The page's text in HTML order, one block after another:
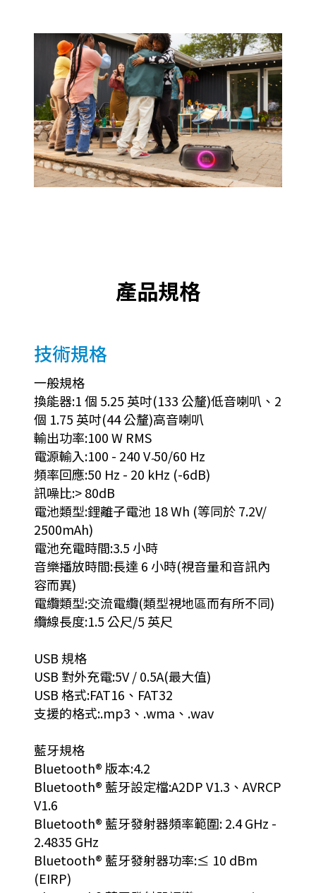
產品規格
技術規格
一般規格
換能器:1 個 5.25 英吋(133 公釐)低音喇叭、2
個 1.75 英吋(44 公釐)高音喇叭
輸出功率:100 W RMS
電源輸入:100 - 240 V ̴50/60 Hz
頻率回應:50 Hz - 20 kHz (-6dB)
訊噪比:> 80dB
電池類型:鋰離子電池 18 Wh (等同於 7.2V/
2500mAh)
電池充電時間:3.5 小時
音樂播放時間:長達 6 小時(視音量和音訊內
容而異)
電纜類型:交流電纜(類型視地區而有所不同)
纜線長度:1.5 公尺/5 英尺
USB 規格
USB 對外充電:5V / 0.5A(最大值)
USB 格式:FAT16、FAT32
支援的格式:.mp3、.wma、.wav
藍牙規格
Bluetooth® 版本:4.2
Bluetooth® 藍牙設定檔:A2DP V1.3、AVRCP
V1.6
Bluetooth® 藍牙發射器頻率範圍: 2.4 GHz -
2.4835 GHz
Bluetooth® 藍牙發射器功率:≤ 10 dBm
(EIRP)